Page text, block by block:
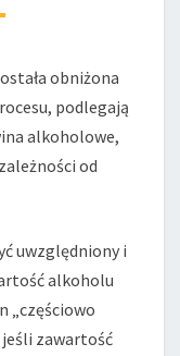
obniżona
podlegają
alkoholowe,
od
uwzględniony i
alkoholu
„częściowo
zawartość